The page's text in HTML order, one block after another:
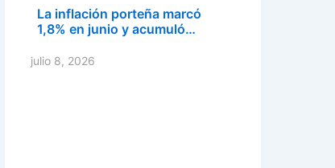
La inflación porteña marcó
1,8% en junio y acumuló…
julio 8, 2026